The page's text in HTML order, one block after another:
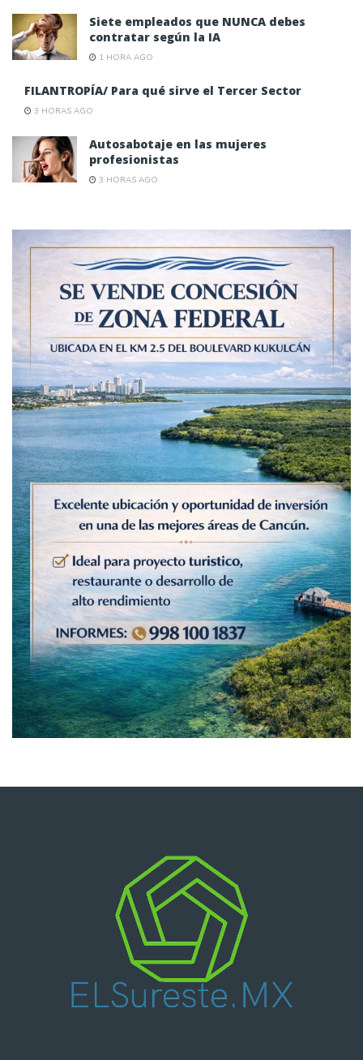
Siete empleados que NUNCA debes
contratar según la IA
1 HORA AGO
FILANTROPÍA/ Para qué sirve el Tercer Sector
3 HORAS AGO
Autosabotaje en las mujeres
profesionistas
3 HORAS AGO